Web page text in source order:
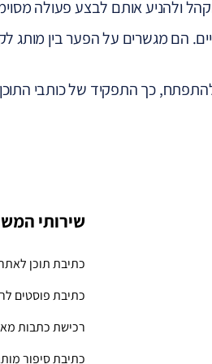
ולהניע אותם לבצע פעולה
הם מגשרים על הפער בין מותג
כך התפקיד של כותבי
שירותי
כתיבת תוכן
כתיבת פוסטים
רכישת כתבות
כתיבת סיפור